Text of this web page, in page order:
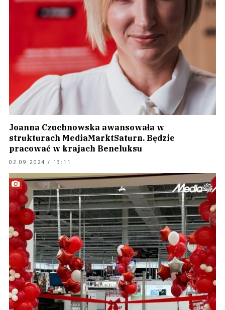
Joanna Czuchnowska awansowała w
strukturach MediaMarktSaturn. Będzie
pracować w krajach Beneluksu
02.09.2024 / 13:11